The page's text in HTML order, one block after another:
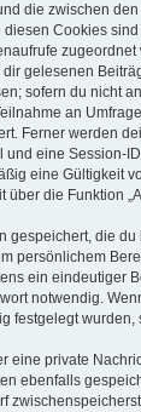
die zwischen
diesen Cookies
gelesenen
sofern du nicht
an
Ferner werden
eine Session-
eine Gültigkeit
über die Funktion
gespeichert, die
persönlichem
ein eindeutiger
notwendig.
festgelegt wurden,
eine private
ebenfalls